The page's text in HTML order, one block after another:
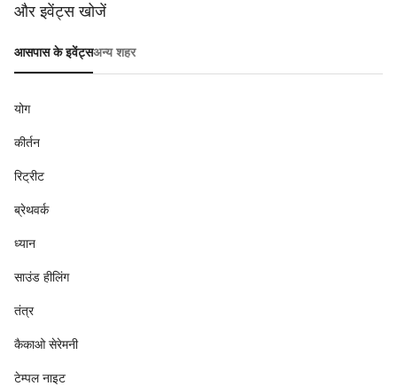
और इवेंट्स खोजें
आसपास के इवेंट्सअन्य शहर
योग
कीर्तन
रिट्रीट
ब्रेथवर्क
ध्यान
साउंड हीलिंग
तंत्र
कैकाओ सेरेमनी
टेम्पल नाइट